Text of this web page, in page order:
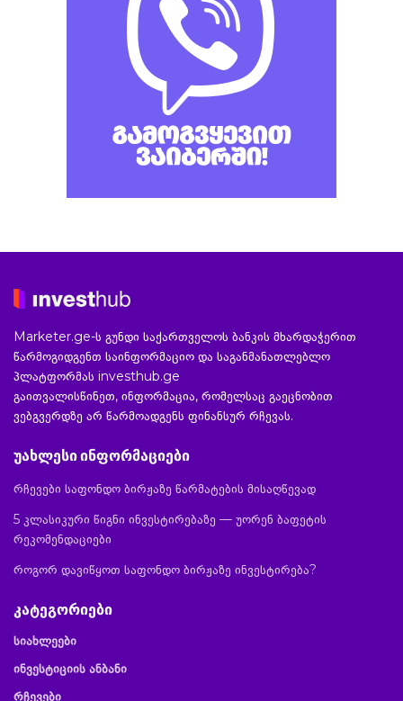
Marketer.ge-ს გუნდი საქართველოს ბანკის მხარდაჭერით
წარმოგიდგენთ საინფორმაციო და საგანმანათლებლო
პლატფორმას investhub.ge
გაითვალისწინეთ, ინფორმაცია, რომელსაც გაეცნობით
ვებგვერდზე არ წარმოადგენს ფინანსურ რჩევას.
უახლესი ინფორმაციები
რჩევები საფონდო ბირჟაზე წარმატების მისაღწევად
5 კლასიკური წიგნი ინვესტირებაზე — უორენ ბაფეტის
რეკომენდაციები
როგორ დავიწყოთ საფონდო ბირჟაზე ინვესტირება?
კატეგორიები
სიახლეები
ინვესტიციის ანბანი
რჩევები